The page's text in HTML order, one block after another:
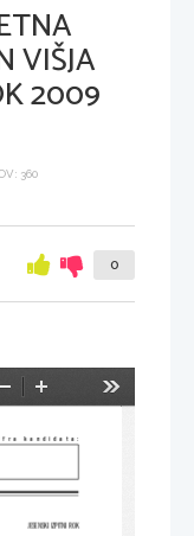
VIŠJA
2009
360
0
Pomanjšaj
JESENSKI IZPITNI ROK
kandidata: